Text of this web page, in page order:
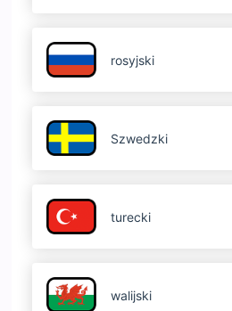
rosyjski
Szwedzki
turecki
walijski